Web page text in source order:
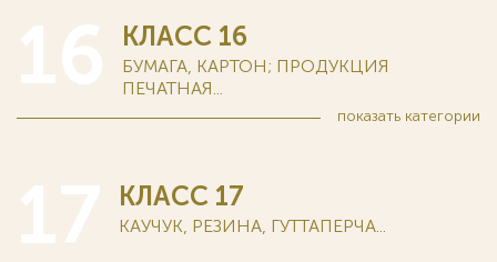
КЛАСС 16
БУМАГА, КАРТОН; ПРОДУКЦИЯ
ПЕЧАТНАЯ...
показать категории
КЛАСС 17
КАУЧУК, РЕЗИНА, ГУТТАПЕРЧА...